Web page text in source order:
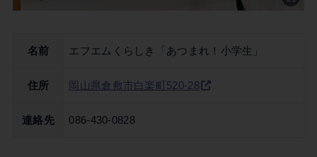
名前 エフエムくらしき「あつまれ！小学生」
住所 岡山県倉敷市白楽町520-28
連絡先 086-430-0828